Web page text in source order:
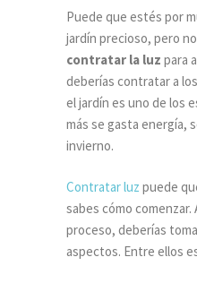
Puede que estés por
jardín precioso, pero
contratar la luz para
deberías contratar a
el jardín es uno de los
más se gasta energía,
invierno.
Contratar luz puede
sabes cómo
proceso, deberías
aspectos. Entre ellos